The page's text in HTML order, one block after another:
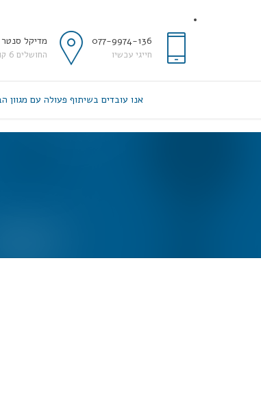
077-9974-136
חייגי עכשיו
מדיקל
החושלים 6 קומה 1 הרצליה פיתוח
אנו עובדים בשיתוף פעולה עם מגוון